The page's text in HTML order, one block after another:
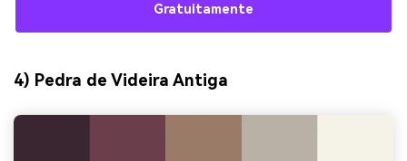
Gratuitamente
4) Pedra de Videira Antiga